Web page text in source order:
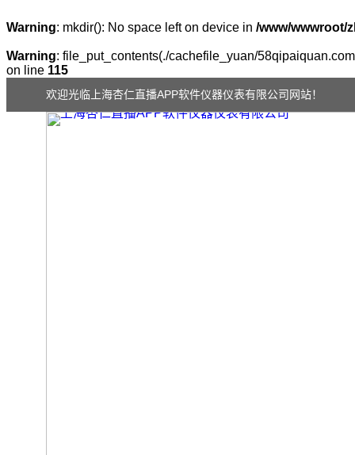
Warning: mkdir(): No space left on device in /www/wwwroot/
Warning: file_put_contents(./cachefile_yuan/
on line 115
欢迎光临上海杏仁直播APP软件仪器仪表有限公司网站！